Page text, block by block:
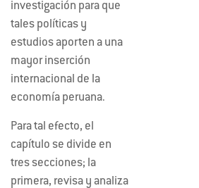
investigación para que
tales políticas y
estudios aporten a una
mayor inserción
internacional de la
economía peruana.
Para tal efecto, el
capítulo se divide en
tres secciones; la
primera, revisa y analiza